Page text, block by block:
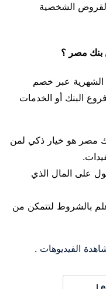
القروض الشخصية
بنك مصر ؟
عبر خصم
البنك أو الخدمات
مصر هو خيار ذكي لمن
على المال الذي
بالشروط لتتمكن من
الفيديوهات .